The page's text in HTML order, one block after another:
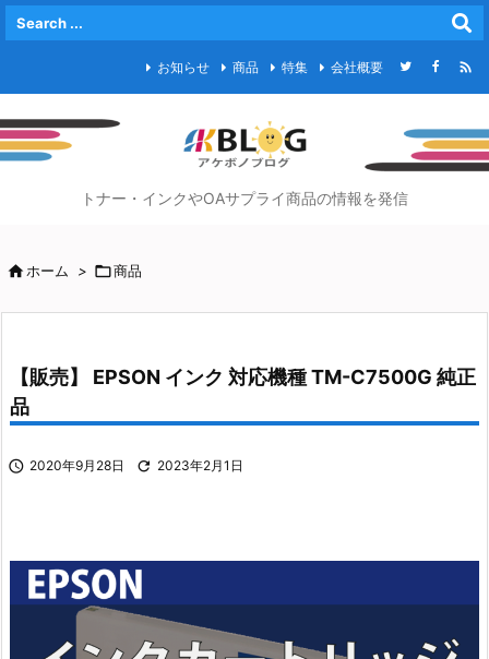
お知らせ 商品 特集 会社概要 
トナー・インクやOAサプライ商品の情報を発信
ホーム > 商品
【販売】 EPSON インク 対応機種 TM-C7500G 純正
品
 2020年9月28日  2023年2月1日